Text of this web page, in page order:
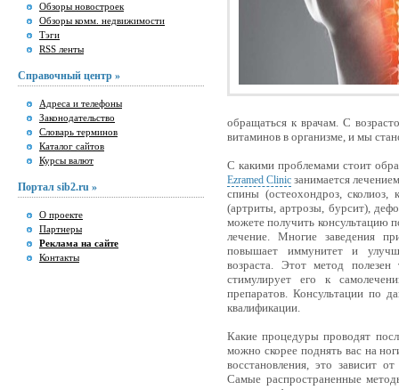
Обзоры новостроек
Обзоры комм. недвижимости
Тэги
RSS ленты
Справочный центр »
Адреса и телефоны
Законодательство
Словарь терминов
Каталог сайтов
Курсы валют
Портал sib2.ru »
О проекте
Партнеры
Реклама на сайте
Контакты
обращаться к врачам. С
витаминов в организме, и мы
С какими проблемами стоит
Ezramed Clinic занимается
спины (остеохондроз, сколиоз,
(артриты, артрозы, бурсит),
можете получить консультацию
лечение. Многие заведения
повышает иммунитет и
возраста. Этот метод
стимулирует его к
препаратов. Консультации по
квалификации.
Какие процедуры проводят
можно скорее поднять вас на
восстановления, это зависит
Самые распространенные